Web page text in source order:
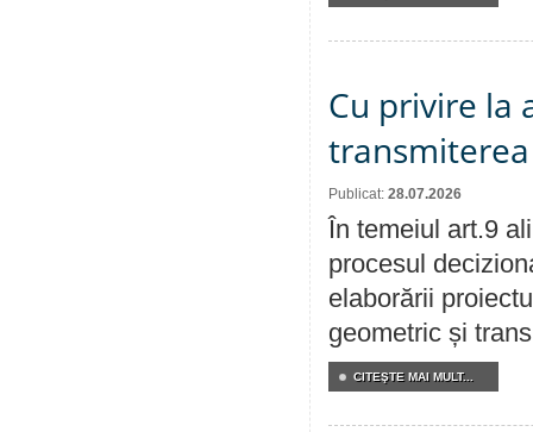
Cu privire la
Publicat: 28.07.2026
În temeiul art.9
procesul
elaborării
geometric și
CITEŞTE MAI MULT...